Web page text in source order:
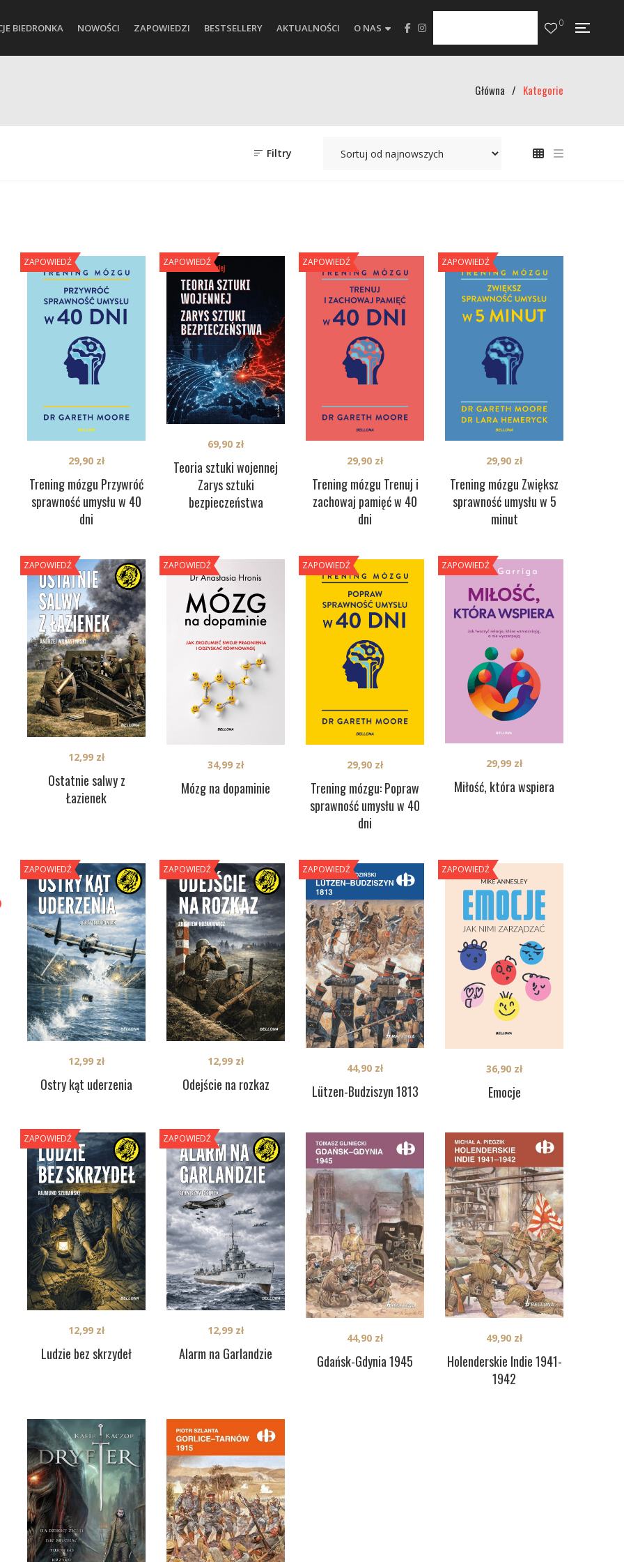
BIEDRONKA NOWOŚCI ZAPOWIEDZI BESTSELLERY AKTUALNOŚCI O NAS 0
Główna / Kategorie
Filtry
ZAPOWIEDŹ
Trening mózgu Przywróć
sprawność umysłu w 40
dni
29,90 zł
ZAPOWIEDŹ
Teoria sztuki wojennej
Zarys sztuki
bezpieczeństwa
69,90 zł
ZAPOWIEDŹ
Trening mózgu Trenuj i
zachowaj pamięć w 40
dni
29,90 zł
ZAPOWIEDŹ
Trening mózgu Zwiększ
sprawność umysłu w 5
minut
29,90 zł
ZAPOWIEDŹ
Ostatnie salwy z
Łazienek
12,99 zł
ZAPOWIEDŹ
Mózg na dopaminie
34,99 zł
ZAPOWIEDŹ
Trening mózgu: Popraw
sprawność umysłu w 40
dni
29,90 zł
ZAPOWIEDŹ
Miłość, która wspiera
29,99 zł
ZAPOWIEDŹ
Ostry kąt uderzenia
12,99 zł
ZAPOWIEDŹ
Odejście na rozkaz
12,99 zł
ZAPOWIEDŹ
Lützen-Budziszyn 1813
44,90 zł
ZAPOWIEDŹ
Emocje
36,90 zł
ZAPOWIEDŹ
Ludzie bez skrzydeł
12,99 zł
ZAPOWIEDŹ
Alarm na Garlandzie
12,99 zł
Gdańsk-Gdynia 1945
44,90 zł
Holenderskie Indie 1941-
1942
49,90 zł